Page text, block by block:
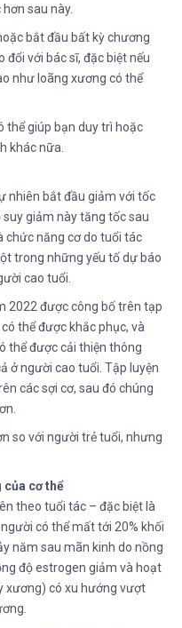
sau này.
bắt đầu bất kỳ chương
với bác sĩ, đặc biệt nếu
như loãng xương có thể
thể giúp bạn duy trì hoặc
khác nữa.
nhiên bắt đầu giảm với tốc
suy giảm này tăng tốc sau
chức năng cơ do tuổi tác
trong những yếu tố dự báo
cao tuổi.
2022 được công bố trên tạp
thể được khắc phục, và
thể được cải thiện thông
ở người cao tuổi. Tập luyện
các sợi cơ, sau đó chúng
so với người trẻ tuổi, nhưng
của cơ thể
theo tuổi tác – đặc biệt là
có thể mất tới 20% khối
năm sau mãn kinh do nồng
độ estrogen giảm và hoạt
xương) có xu hướng vượt